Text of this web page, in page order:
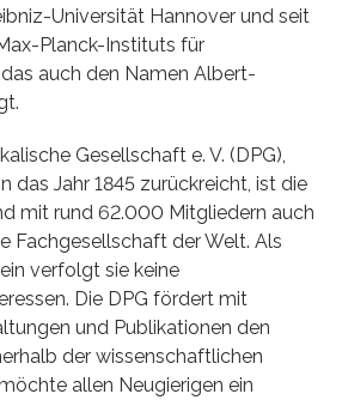
Universität Hannover und seit
Planck-Instituts für
auch den Namen Albert-
Gesellschaft e. V. (DPG),
das Jahr 1845 zurückreicht, ist die
mit rund 62.000 Mitgliedern auch
Fachgesellschaft der Welt. Als
verfolgt sie keine
Die DPG fördert mit
und Publikationen den
der wissenschaftlichen
allen Neugierigen ein